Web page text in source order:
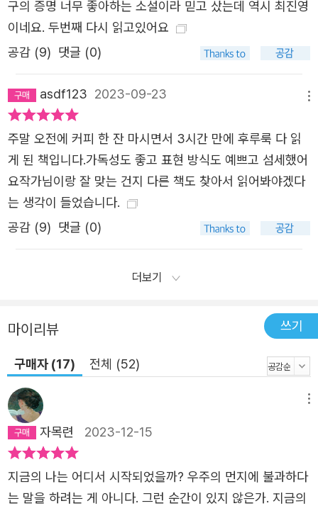
구의 증명 너무 좋아하는 소설이라 믿고 샀는데 역시 최진영
이네요. 두번째 다시 읽고있어요
공감 (9) 댓글 (0)
asdf123 2023-09-23
주말 오전에 커피 한 잔 마시면서 3시간 만에 후루룩 다 읽
게 된 책입니다.가독성도 좋고 표현 방식도 예쁘고 섬세했어
요작가님이랑 잘 맞는 건지 다른 책도 찾아서 읽어봐야겠다
는 생각이 들었습니다.
공감 (9) 댓글 (0)
더보기
마이리뷰 쓰기
구매자 (17) 전체 (52)
자목련 2023-12-15
지금의 나는 어디서 시작되었을까? 우주의 먼지에 불과하다
는 말을 하려는 게 아니다. 그런 순간이 있지 않은가. 지금의